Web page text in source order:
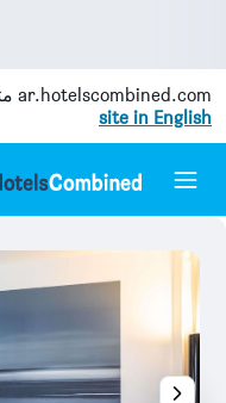
ar.hotelscombined.com
site in English